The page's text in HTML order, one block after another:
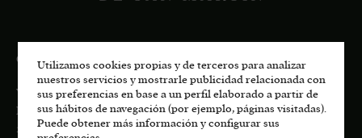
CONTACT
Viñedos de San Martín, S.L.U.
Pago de Los Castillejos, Ctra. M-541 Km 4,7
28680 San Martín de Valdeiglesias, MADRID
Utilizamos cookies propias y de terceros para analizar
nuestros servicios y mostrarle publicidad relacionada con
sus preferencias en base a un perfil elaborado a partir de
sus hábitos de navegación (por ejemplo, páginas visitadas).
Puede obtener más información y configurar sus